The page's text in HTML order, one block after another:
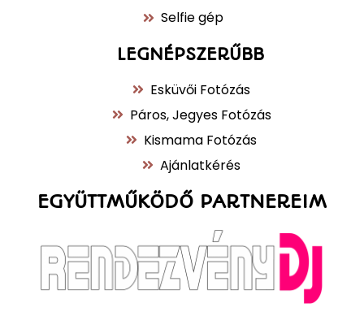
EGYÜTTMŰKÖDŐ PARTNEREIM
LEGNÉPSZERŰBB
Esküvői Fotózás
Páros, Jegyes Fotózás
Kismama Fotózás
Ajánlatkérés
Selfie gép